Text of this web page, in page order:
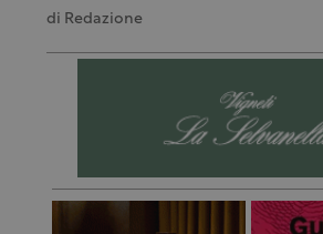
di Redazione